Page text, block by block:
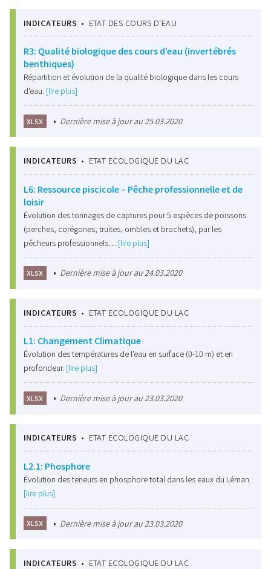
INDICATEURS • ETAT DES COURS D'EAU
R3: Qualité biologique des cours d’eau (invertébrés
benthiques)
Répartition et évolution de la qualité biologique dans les cours
d'eau. [lire plus]
XLSX • Dernière mise à jour au 25.03.2020
INDICATEURS • ETAT ECOLOGIQUE DU LAC
L6: Ressource piscicole – Pêche professionnelle et de
loisir
Évolution des tonnages de captures pour 5 espèces de poissons
(perches, corégones, truites, ombles et brochets), par les
pêcheurs professionnels… [lire plus]
XLSX • Dernière mise à jour au 24.03.2020
INDICATEURS • ETAT ECOLOGIQUE DU LAC
L1: Changement Climatique
Évolution des températures de l'eau en surface (0-10 m) et en
profondeur. [lire plus]
XLSX • Dernière mise à jour au 23.03.2020
INDICATEURS • ETAT ECOLOGIQUE DU LAC
L2.1: Phosphore
Évolution des teneurs en phosphore total dans les eaux du Léman.
[lire plus]
XLSX • Dernière mise à jour au 23.03.2020
INDICATEURS • ETAT ECOLOGIQUE DU LAC